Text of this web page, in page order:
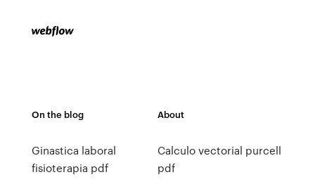
On the blog
Ginastica laboral
fisioterapia pdf
About
Calculo vectorial purcell
pdf